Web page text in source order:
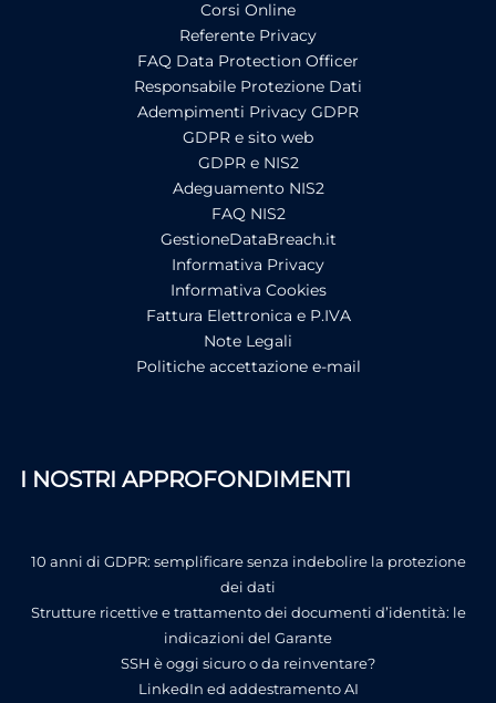
Corsi Online
Referente Privacy
FAQ Data Protection Officer
Responsabile Protezione Dati
Adempimenti Privacy GDPR
GDPR e sito web
GDPR e NIS2
Adeguamento NIS2
FAQ NIS2
GestioneDataBreach.it
Informativa Privacy
Informativa Cookies
Fattura Elettronica e P.IVA
Note Legali
Politiche accettazione e-mail
I NOSTRI APPROFONDIMENTI
10 anni di GDPR: semplificare senza indebolire la protezione
dei dati
Strutture ricettive e trattamento dei documenti d’identità: le
indicazioni del Garante
SSH è oggi sicuro o da reinventare?
LinkedIn ed addestramento AI